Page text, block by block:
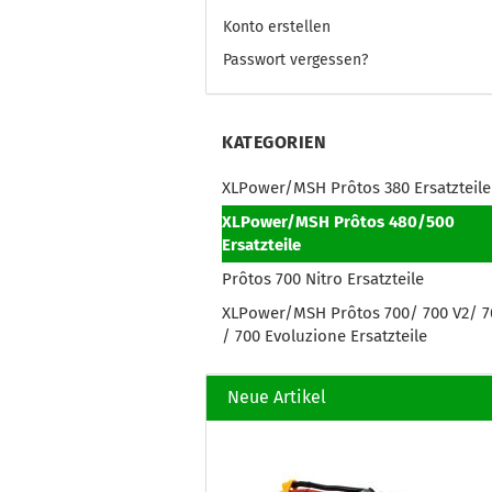
Konto erstellen
Passwort vergessen?
KATEGORIEN
XLPower/MSH Prôtos 380 Ersatzteile
XLPower/MSH Prôtos 480/500
Ersatzteile
Prôtos 700 Nitro Ersatzteile
XLPower/MSH Prôtos 700/ 700 V2/
/ 700 Evoluzione Ersatzteile
Neue Artikel